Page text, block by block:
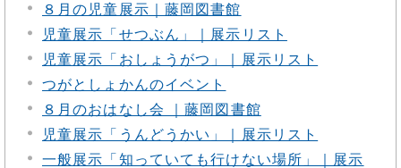
８月の児童展示｜藤岡図書館
児童展示「せつぶん」｜展示リスト
児童展示「おしょうがつ」｜展示リスト
つがとしょかんのイベント
８月のおはなし会 ｜藤岡図書館
児童展示「うんどうかい」｜展示リスト
一般展示「知っていても行けない場所」｜展示